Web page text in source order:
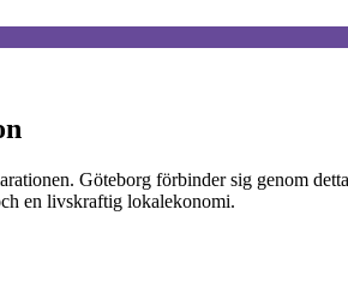
Göteborg förbinder sig genom
en livskraftig lokalekonomi.